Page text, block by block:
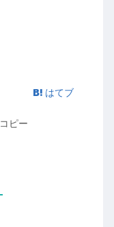
はてブ
コピー